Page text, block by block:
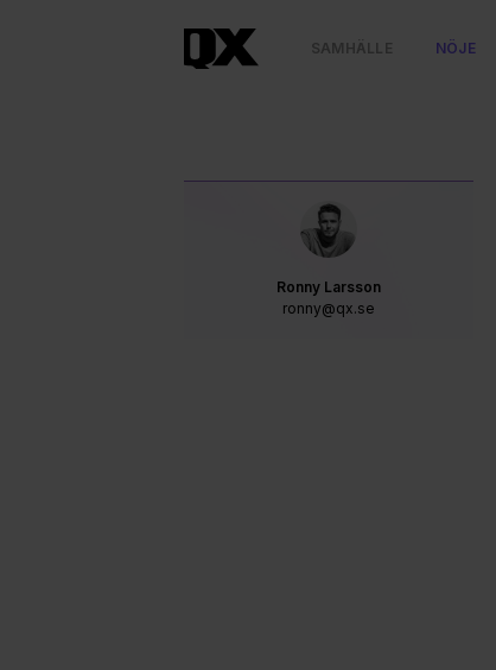
SAMHÄLLE NÖJE
Ronny Larsson
ronny@qx.se